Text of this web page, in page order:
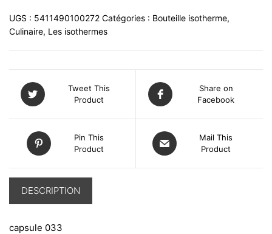
UGS : 5411490100272 Catégories : Bouteille isotherme,
Culinaire, Les isothermes
Tweet This
Product
Share on
Facebook
Pin This
Product
Mail This
Product
DESCRIPTION
capsule 033